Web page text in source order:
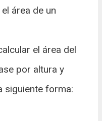
área de un
el área del
por altura y
siguiente forma: